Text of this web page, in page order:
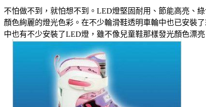
不怕做不到，就怕想不到。LED燈堅固耐用、節能高亮、
顏色絢麗的燈光色彩。在不少輪滑鞋透明車輪中也已安裝
中也有不少安裝了LED燈，雖不像兒童鞋那樣發光顏色漂